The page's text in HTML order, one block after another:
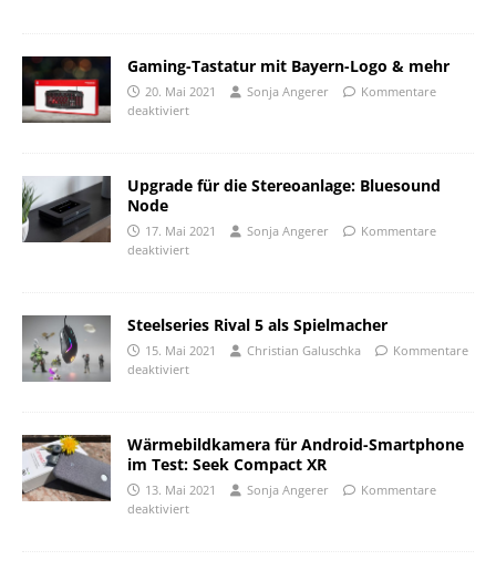
Gaming-Tastatur mit Bayern-Logo & mehr
20. Mai 2021 Sonja Angerer
Kommentare
deaktiviert
Upgrade für die Stereoanlage: Bluesound
Node
17. Mai 2021 Sonja Angerer
Kommentare
deaktiviert
Steelseries Rival 5 als Spielmacher
15. Mai 2021 Christian Galuschka
Kommentare
deaktiviert
Wärmebildkamera für Android-Smartphone
im Test: Seek Compact XR
13. Mai 2021 Sonja Angerer
Kommentare
deaktiviert